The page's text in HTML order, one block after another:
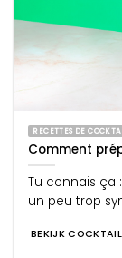
RECETTES DE
Comment
Tu connais ça
un peu trop
BEKIJK COCKTAIL